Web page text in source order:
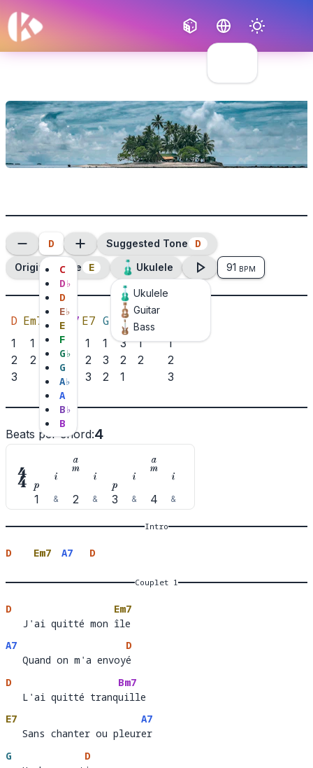
D
C
D♭
D
E♭
E
F
G♭
G
A♭
A
B♭
B
Suggested Tone D
Original Tone E Ukulele
Ukulele
Guitar
Bass
91 BPM
D
1
2
3
Em7
1
2
A7 Bm7 E7
1
2
3
G
1
3
2
Em
3
2
1
D7
1
2
1
2
3
Beats per chord:4
 









1 & 2 & 3 & 4 &
Intro
D Em7 A7 D
Couplet 1
D
   J'ai quitté mon
Em7
île
   J'ai quitté mon île
A7
   Quand on m'a envoy
D
é
   Quand on m'a envoyé
D
   L'ai quitté tranq
Bm7
uille
   L'ai quitté tranquille
E7
   Sans chanter ou pleur
A7
er
   Sans chanter ou pleurer
G
D